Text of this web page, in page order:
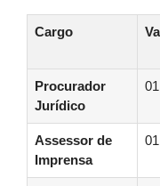
Cargo
Procurador
Jurídico
01
Assessor de
Imprensa
01